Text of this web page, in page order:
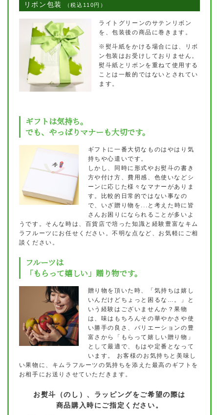
リボン包装 （税込110円）
ライトグリーンのサテンリボン
を、包装後の商品に巻きます。
※熨斗紙をかける場合には、リボ
ン包装はお受けしておりません。
熨斗紙とリボンを重ねて使用する
ことは一般的ではないとされてい
ます。
ギフトは気持ち。
でも、やっぱりマナーも大切です。
ギフトに一番大切なものはやはり気
持ちや心遣いです。
しかし、同時に形式やお熨斗の書き
方や付け方、費用感、色使いなどシ
ーンに応じた様々なマナーがありま
す。比較的日常的ではない事なの
で、いざ贈り物を...と考えた時に皆
さんお困りになられることが多いよ
うです。そんな時は、百貨店で培った知識と経験豊富なキム
ラフルーツにお任せください。不明な点など、お気軽にご相
談ください。
フルーツは
「もらって嬉しい」贈り物です。
贈り物を頂いた時、「気持ちは嬉し
いんだけどちょっと困るな…。」と
いう経験はございませんか？果物
は、味はもちろんその華やかさや使
い勝手の良さ、バリエーションの豊
富さから「もらって嬉しい贈り物」
として最適で、もはや定番となって
います。
お客様のお気持ちと美味し
い果物に、キムラフルーツの気持ちを添えた最高のギフトを
お相手にお送りさせていただきます。
お熨斗（のし）、ラッピングをご希望の際は
商品購入時にご指定ください。